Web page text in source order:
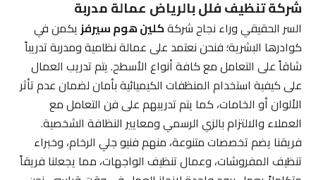
شركة تنظيف فلل بالرياض عمالة مدربة
السر الحقيقي وراء نجاح شركةكلين هوم سيرفزيكمن في
كوادرها البشرية؛ فنحن نعتمد على عمالة نظامية ومدربة تدريباً
شاقاً على التعامل مع كافة أنواع الأسطح. يتم تدريب العمال
على كيفية استخدام المنظفات الكيميائية بأمان لضمان عدم تأثر
الألوان أو الخامات، كما يتم تدريبهم على فن التعامل مع
العملاء والالتزام بالزي الرسمي ومعايير النظافة الشخصية.
فريقنا يضم تخصصات متنوعة، منهم فنيو جلي الرخام، وخبراء
تنظيف المفروشات، وعمال تنظيف الواجهات، مما يجعلنا فريقاً